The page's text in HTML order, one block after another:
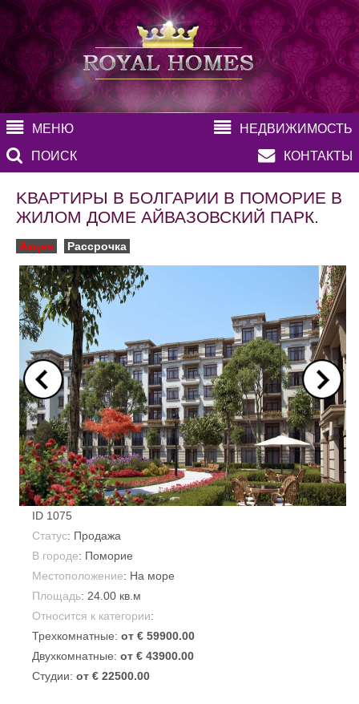
МЕНЮ
НЕДВИЖИМОСТЬ
ПОИСК
КОНТАКТЫ
KВАРТИРЫ В БОЛГАРИИ В ПОМОРИЕ В
ЖИЛОМ ДОМЕ АЙВАЗОВСКИЙ ПАРК.
Акция Рассрочка
ID 1075
Статус: Продажа
В городе: Поморие
Местоположение: На море
Площадь: 24.00 кв.м
Относится к категории:
Трехкомнатные: от € 59900.00
Двухкомнатные: от € 43900.00
Студии: от € 22500.00